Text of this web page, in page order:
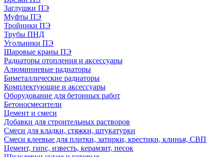
Заглушки ПЭ
Муфты ПЭ
Тройники ПЭ
Трубы ПНД
Угольники ПЭ
Шаровые краны ПЭ
Радиаторы отопления и аксессуары
Алюминиевые радиаторы
Биметаллические радиаторы
Комплектующие и аксессуары
Оборудование для бетонных работ
Бетоносмесители
Цемент и смеси
Добавки для строительных растворов
Смеси для кладки, стяжки, штукатурки
Смеси клеевые для плитки, затирки, крестики, клинья, СВП
Цемент, гипс, известь, керамзит, песок